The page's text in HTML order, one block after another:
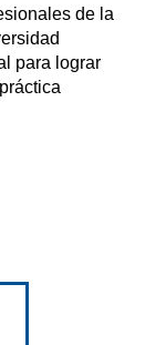
de la
para lograr